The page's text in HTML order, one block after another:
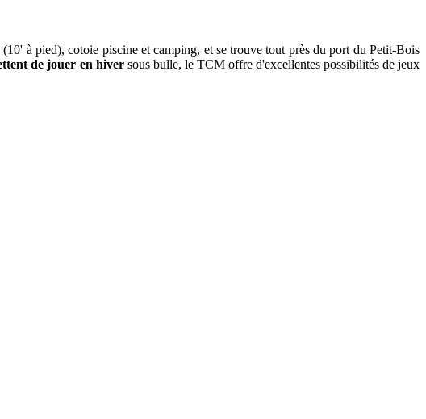
à pied), cotoie piscine et camping, et se trouve tout près du port du Petit-Bois
de jouer en hiver sous bulle, le TCM offre d'excellentes possibilités de jeux